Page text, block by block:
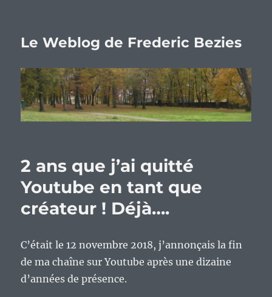
Le Weblog de Frederic Bezies
2 ans que j’ai quitté
Youtube en tant que
créateur ! Déjà….
C’était le 12 novembre 2018, j’annonçais la fin
de ma chaîne sur Youtube après une dizaine
d’années de présence.